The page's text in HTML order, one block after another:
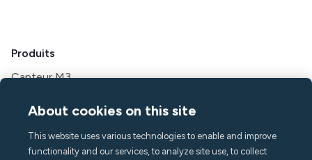
Produits
Capteur M3
Kit de montage filaire
Passerelle cellulaire
Tâches
About cookies on this site
This website uses various technologies to enable and improve
functionality and our services, to analyze site use, to collect